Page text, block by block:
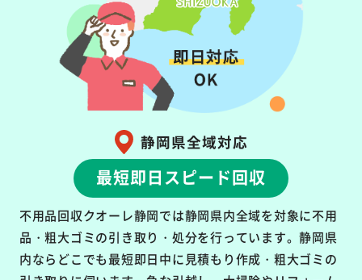
静岡県全域対応
最短即日スピード回収
不用品回収クオーレ静岡では静岡県内全域を対象に不用
品・粗大ゴミの引き取り・処分を行っています。静岡県
内ならどこでも最短即日中に見積もり作成・粗大ゴミの